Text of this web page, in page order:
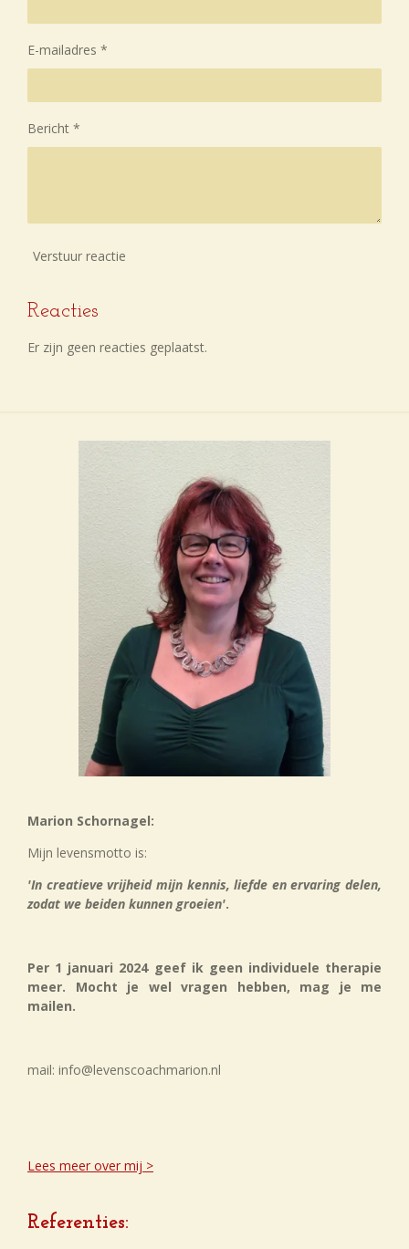
n
E-mailadres *
Bericht *
Verstuur reactie
Reacties
Er zijn geen reacties geplaatst.
Marion Schornagel:
Mijn levensmotto is:
'In creatieve vrijheid mijn kennis, liefde en ervaring delen,
zodat we beiden kunnen groeien'.
Per 1 januari 2024 geef ik geen individuele therapie
meer. Mocht je wel vragen hebben, mag je me
mailen.
mail: info@levenscoachmarion.nl
Lees meer over mij >
Referenties: